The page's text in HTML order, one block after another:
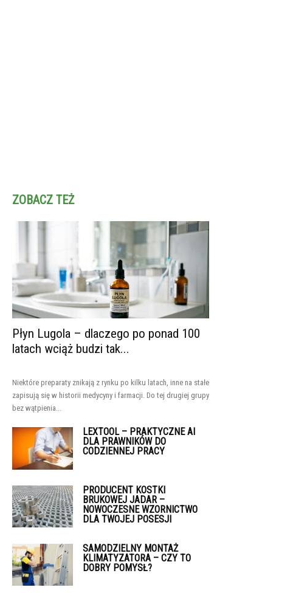
ZOBACZ TEŻ
Płyn Lugola – dlaczego po ponad 100
latach wciąż budzi tak...
Niektóre preparaty znikają z rynku po kilku latach, inne na stałe
zapisują się w historii medycyny i farmacji. Do tej drugiej grupy
bez wątpienia...
LEXTOOL – PRAKTYCZNE AI
DLA PRAWNIKÓW DO
CODZIENNEJ PRACY
PRODUCENT KOSTKI
BRUKOWEJ JADAR –
NOWOCZESNE WZORNICTWO
DLA TWOJEJ POSESJI
SAMODZIELNY MONTAŻ
KLIMATYZATORA – CZY TO
DOBRY POMYSŁ?